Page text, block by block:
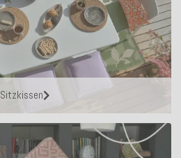
Sitzkissen